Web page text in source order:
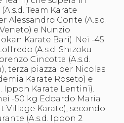
News
Attività
MGA
News
del sito
Cerca
News
Accept
Team Karate
Alessandro Conte (A.s.d.
e Nunzio
Karate Bari). Nei -45
(A.s.d. Shizoku
Cincotta (A.s.d.
terza piazza per Nicolas
Karate Roseto) e
Ippon Karate Lentini).
-50 kg Edoardo Maria
Village Karate), secondo
(A.s.d. Ippon 2